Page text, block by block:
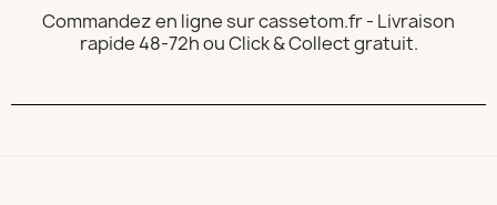
Commandez en ligne sur cassetom.fr - Livraison
rapide 48-72h ou Click & Collect gratuit.